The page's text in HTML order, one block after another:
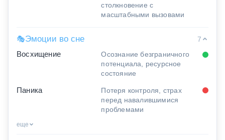
столкновение с
масштабными вызовами
🎭Эмоции во сне
7
Восхищение
Осознание безграничного
потенциала, ресурсное
состояние
Паника
Потеря контроля, страх
перед навалившимися
проблемами
еще